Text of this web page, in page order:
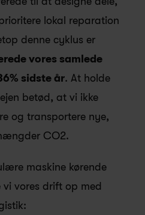
lokal reparation
denne cyklus er
vores samlede
sidste år. At holde
betød, at vi ikke
og transportere nye,
CO2.
maskine kørende
vores drift op med